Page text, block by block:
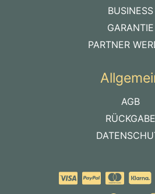
BUSINESS
GARANTIE
PARTNER
AGB
RÜCKGABE